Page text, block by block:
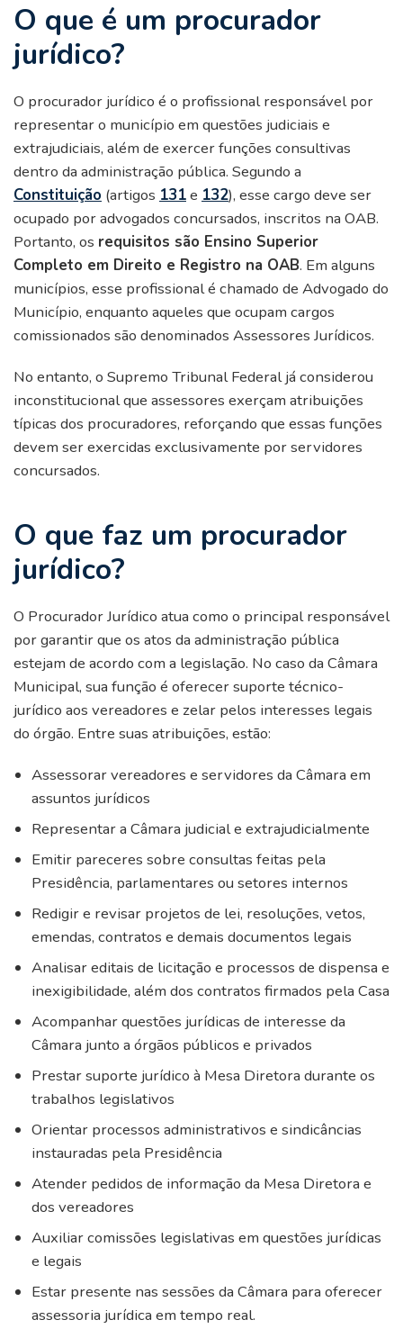
O que é um procurador
jurídico?
O procurador jurídico é o profissional responsável por
representar o município em questões judiciais e
extrajudiciais, além de exercer funções consultivas
dentro da administração pública. Segundo a
Constituição (artigos 131e 132), esse cargo deve ser
ocupado por advogados concursados, inscritos na OAB.
Portanto, os requisitos são Ensino Superior
Completo em Direito e Registro na OAB. Em alguns
municípios, esse profissional é chamado de Advogado do
Município, enquanto aqueles que ocupam cargos
comissionados são denominados Assessores Jurídicos.
No entanto, o Supremo Tribunal Federal já considerou
inconstitucional que assessores exerçam atribuições
típicas dos procuradores, reforçando que essas funções
devem ser exercidas exclusivamente por servidores
concursados.
O que faz um procurador
jurídico?
O Procurador Jurídico atua como o principal responsável
por garantir que os atos da administração pública
estejam de acordo com a legislação. No caso da Câmara
Municipal, sua função é oferecer suporte técnico-
jurídico aos vereadores e zelar pelos interesses legais
do órgão. Entre suas atribuições, estão:
Assessorar vereadores e servidores da Câmara em
assuntos jurídicos
Representar a Câmara judicial e extrajudicialmente
Emitir pareceres sobre consultas feitas pela
Presidência, parlamentares ou setores internos
Redigir e revisar projetos de lei, resoluções, vetos,
emendas, contratos e demais documentos legais
Analisar editais de licitação e processos de dispensa e
inexigibilidade, além dos contratos firmados pela Casa
Acompanhar questões jurídicas de interesse da
Câmara junto a órgãos públicos e privados
Prestar suporte jurídico à Mesa Diretora durante os
trabalhos legislativos
Orientar processos administrativos e sindicâncias
instauradas pela Presidência
Atender pedidos de informação da Mesa Diretora e
dos vereadores
Auxiliar comissões legislativas em questões jurídicas
e legais
Estar presente nas sessões da Câmara para oferecer
assessoria jurídica em tempo real.